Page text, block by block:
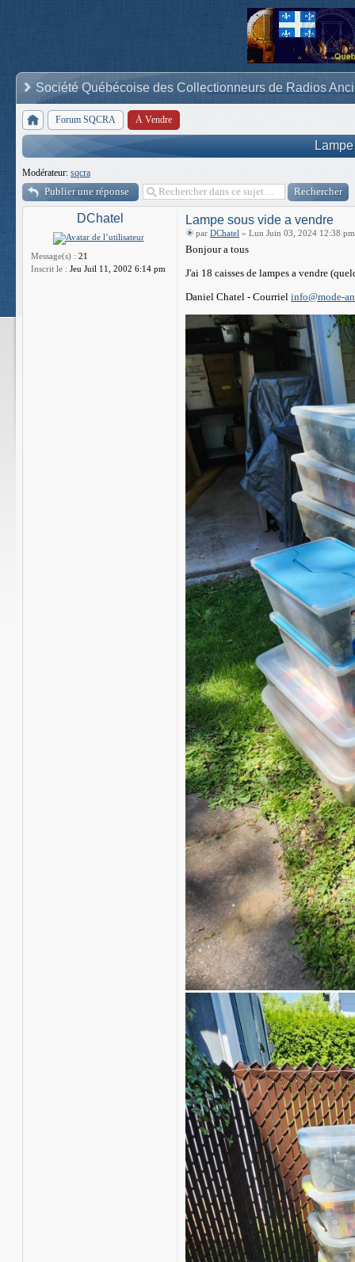
Société Québécoise des Collectionneurs de Radios
Forum SQCRA À Vendre
Modérateur: sqcra
Publier une réponse
DChatel
Message(s) : 21
Inscrit le : Jeu Juil 11, 2002 6:14 pm
Lampe sous vide a vendre
par DChatel » Lun Juin 03, 2024 12:38 pm
Bonjour a tous
J'ai 18 caisses de lampes a vendre
Daniel Chatel - Courriel info@mode-